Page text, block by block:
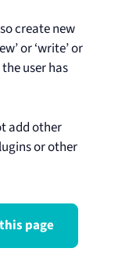
create new
or ‘write’ or
user has
add other
or other
page